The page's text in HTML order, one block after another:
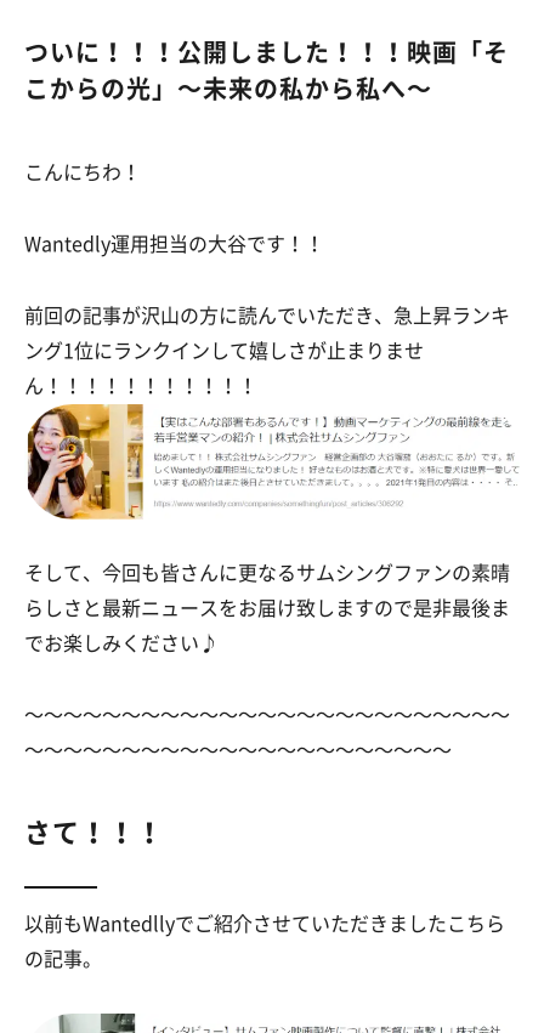
ついに！！！公開しました！！！映画「そ
こからの光」～未来の私から私へ～
こんにちわ！
Wantedly運用担当の大谷です！！
前回の記事が沢山の方に読んでいただき、急上昇ランキ
ング1位にランクインして嬉しさが止まりませ
ん！！！！！！！！！！！
そして、今回も皆さんに更なるサムシングファンの素晴
らしさと最新ニュースをお届け致しますので是非最後ま
でお楽しみください♪
～～～～～～～～～～～～～～～～～～～～～～～～～
～～～～～～～～～～～～～～～～～～～～～～
さて！！！
以前もWantedllyでご紹介させていただきましたこちら
の記事。